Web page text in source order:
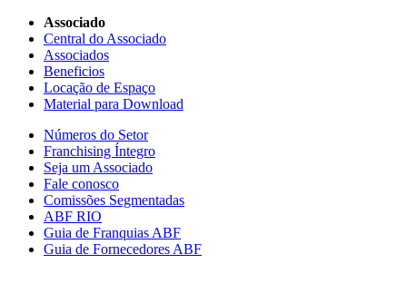
Associado
Central do Associado
Associados
Beneficios
Locação de Espaço
Material para Download
Números do Setor
Franchising Íntegro
Seja um Associado
Fale conosco
Comissões Segmentadas
ABF RIO
Guia de Franquias ABF
Guia de Fornecedores ABF